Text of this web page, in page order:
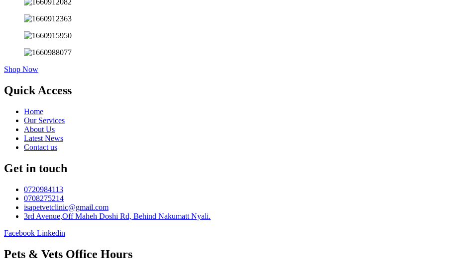
Shop Now
Quick Access
Home
Our Services
About Us
Latest News
Contact us
Get in touch
0720984113
0708275214
isapetvetclinic@gmail.com
3rd Avenue,Off Maheh Doshi Rd, Behind Nakumatt Nyali.
Facebook Linkedin
Pets & Vets Office Hours